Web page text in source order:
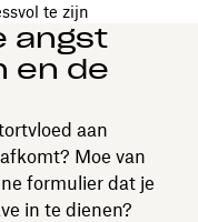
te zijn
angst
en de
aan
Moe van
formulier dat je
in te dienen?